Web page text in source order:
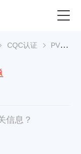
CQC认证 PVC/XLPVC绝缘电线
信息？